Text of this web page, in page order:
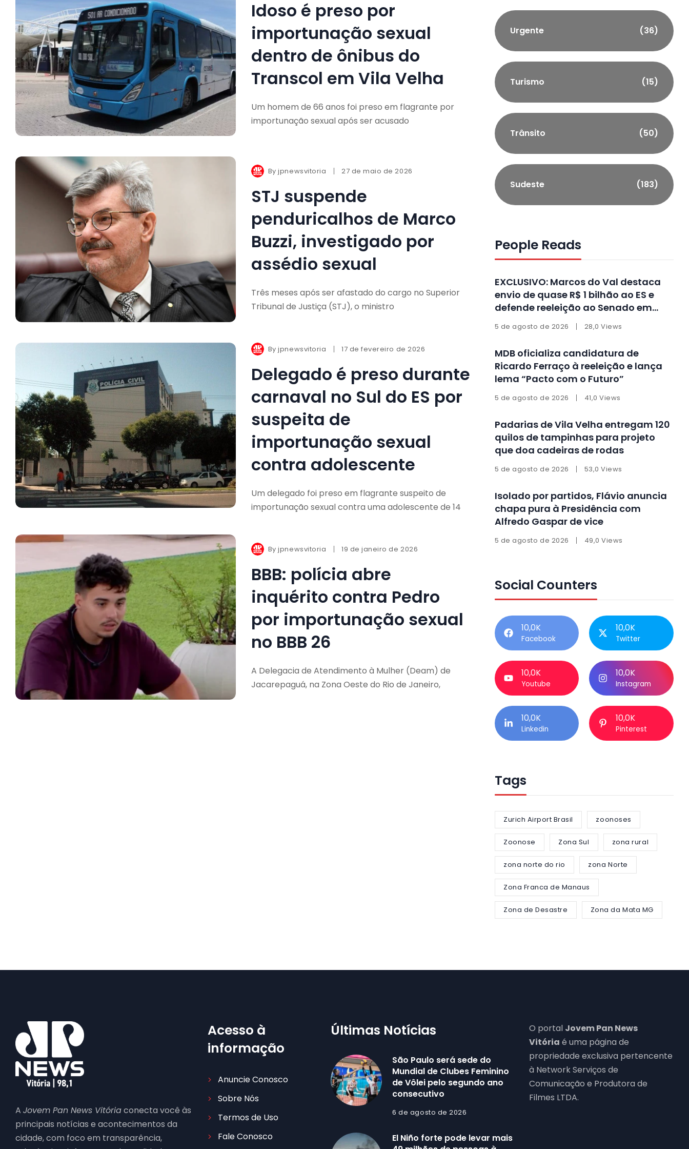
Idoso é preso por
importunação sexual
dentro de ônibus do
Transcol em Vila Velha
Um homem de 66 anos foi preso em flagrante por
importunação sexual após ser acusado
Byjpnewsvitoria 27 de maio de 2026
STJ suspende
penduricalhos de Marco
Buzzi, investigado por
assédio sexual
Três meses após ser afastado do cargo no Superior
Tribunal de Justiça (STJ), o ministro
Byjpnewsvitoria 17 de fevereiro de 2026
Delegado é preso durante
carnaval no Sul do ES por
suspeita de
importunação sexual
contra adolescente
Um delegado foi preso em flagrante suspeito de
importunação sexual contra uma adolescente de 14
Byjpnewsvitoria 19 de janeiro de 2026
BBB: polícia abre
inquérito contra Pedro
por importunação sexual
no BBB 26
A Delegacia de Atendimento à Mulher (Deam) de
Jacarepaguá, na Zona Oeste do Rio de Janeiro,
Urgente (36)
Turismo (15)
Trânsito (50)
Sudeste (183)
People Reads
EXCLUSIVO: Marcos do Val destaca
envio de quase R$ 1 bilhão ao ES e
defende reeleição ao Senado em
5 de agosto de 2026 28,0 Views
MDB oficializa candidatura de
Ricardo Ferraço à reeleição e lança
lema “Pacto com o Futuro”
5 de agosto de 2026 41,0 Views
Padarias de Vila Velha entregam 120
quilos de tampinhas para projeto
que doa cadeiras de rodas
5 de agosto de 2026 53,0 Views
Isolado por partidos, Flávio anuncia
chapa pura à Presidência com
Alfredo Gaspar de vice
5 de agosto de 2026 49,0 Views
Social Counters
10,0K
Facebook
10,0K
Twitter
10,0K
Youtube
10,0K
Instagram
10,0K
Linkedin
10,0K
Pinterest
Tags
Zurich Airport Brasil zoonoses
Zoonose Zona Sul zona rural
zona norte do rio zona Norte
Zona Franca de Manaus
Zona de Desastre Zona da Mata MG
A Jovem Pan News Vitóriaconecta você às
principais notícias e acontecimentos da
cidade, com foco em transparência,
Acesso à
informação
Anuncie Conosco
Sobre Nós
Termos de Uso
Fale Conosco
Últimas Notícias
São Paulo será sede do
Mundial de Clubes Feminino
de Vôlei pelo segundo ano
consecutivo
6 de agosto de 2026
El Niño forte pode levar mais
O portal Jovem Pan News
Vitória é uma página de
propriedade exclusiva pertencente
à Network Serviços de
Comunicação e Produtora de
Filmes LTDA.